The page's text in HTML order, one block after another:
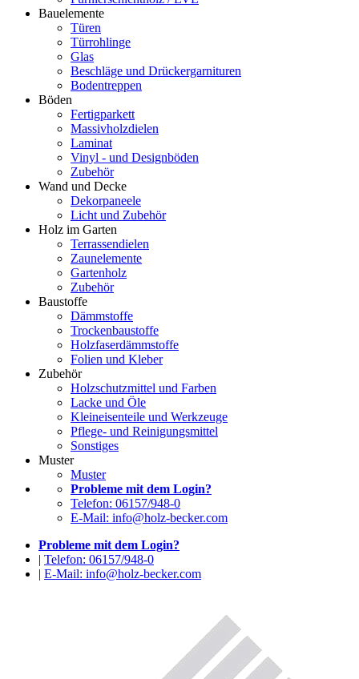
Bauelemente
Türen
Türrohlinge
Glas
Beschläge und Drückergarnituren
Bodentreppen
Böden
Fertigparkett
Massivholzdielen
Laminat
Vinyl - und Designböden
Zubehör
Wand und Decke
Dekorpaneele
Licht und Zubehör
Holz im Garten
Terrassendielen
Zaunelemente
Gartenholz
Zubehör
Baustoffe
Dämmstoffe
Trockenbaustoffe
Holzfaserdämmstoffe
Folien und Kleber
Zubehör
Holzschutzmittel und Farben
Lacke und Öle
Kleineisenteile und Werkzeuge
Pflege- und Reinigungsmittel
Sonstiges
Muster
Muster
Probleme mit dem Login?
Telefon: 06157/948-0
E-Mail: info@holz-becker.com
Probleme mit dem Login?
| Telefon: 06157/948-0
| E-Mail: info@holz-becker.com